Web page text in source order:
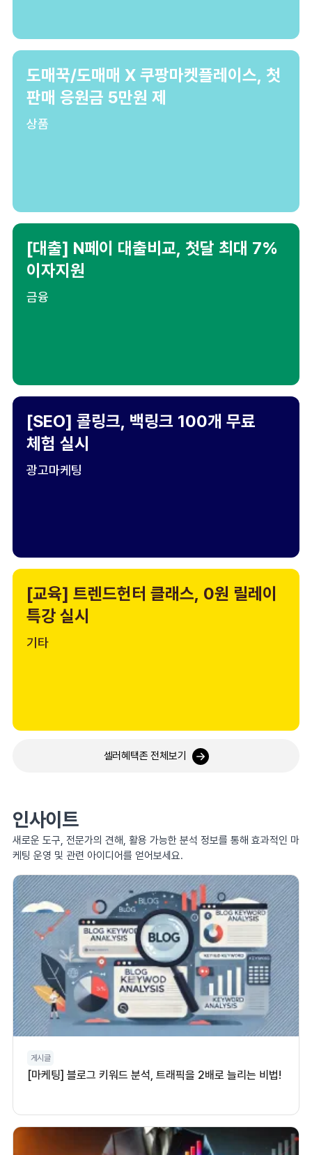
도매꾹/도매매 X 쿠팡마켓플레이스, 첫
판매 응원금 5만원 제
상품
[대출] N페이 대출비교, 첫달 최대 7%
이자지원
금융
[SEO] 콜링크, 백링크 100개 무료
체험 실시
광고마케팅
[교육] 트렌드헌터 클래스, 0원 릴레이
특강 실시
기타
셀러혜택존 전체보기
인사이트
새로운 도구, 전문가의 견해, 활용 가능한 분석 정보를 통해 효과적인 마
케팅 운영 및 관련 아이디어를 얻어보세요.
게시글
[마케팅] 블로그 키워드 분석, 트래픽을 2배로 늘리는 비법!